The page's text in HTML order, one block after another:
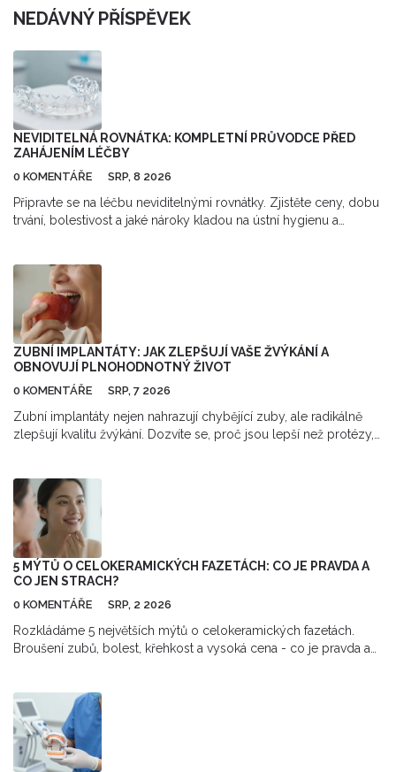
NEDÁVNÝ PŘÍSPĚVEK
NEVIDITELNÁ ROVNÁTKA: KOMPLETNÍ PRŮVODCE PŘED
ZAHÁJENÍM LÉČBY
0 KOMENTÁŘE SRP, 8 2026
Připravte se na léčbu neviditelnými rovnátky. Zjistěte ceny, dobu
trvání, bolestivost a jaké nároky kladou na ústní hygienu a
ZUBNÍ IMPLANTÁTY: JAK ZLEPŠUJÍ VAŠE ŽVÝKÁNÍ A
OBNOVUJÍ PLNOHODNOTNÝ ŽIVOT
0 KOMENTÁŘE SRP, 7 2026
Zubní implantáty nejen nahrazují chybějící zuby, ale radikálně
zlepšují kvalitu žvýkání. Dozvíte se, proč jsou lepší než protézy,
5 MÝTŮ O CELOKERAMICKÝCH FAZETÁCH: CO JE PRAVDA A
CO JEN STRACH?
0 KOMENTÁŘE SRP, 2 2026
Rozkládáme 5 největších mýtů o celokeramických fazetách.
Broušení zubů, bolest, křehkost a vysoká cena - co je pravda a